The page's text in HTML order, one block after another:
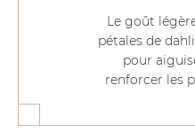
Le goût
pétales de
pour
renforcer les